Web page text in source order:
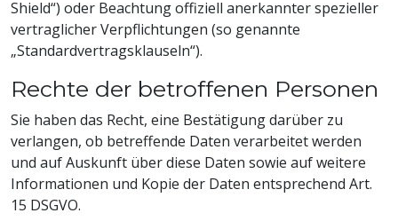
Shield“) oder Beachtung offiziell anerkannter spezieller
vertraglicher Verpflichtungen (so genannte
„Standardvertragsklauseln“).
Rechte der betroffenen Personen
Sie haben das Recht, eine Bestätigung darüber zu
verlangen, ob betreffende Daten verarbeitet werden
und auf Auskunft über diese Daten sowie auf weitere
Informationen und Kopie der Daten entsprechend Art.
15 DSGVO.